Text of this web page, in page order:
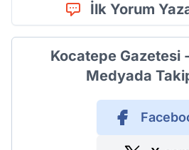
İlk Yorum
Kocatepe Gazetesi
Medyada